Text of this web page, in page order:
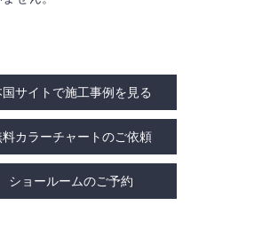
国サイトで施工事例を見る
料カラーチャートのご依頼
ショールームのご予約